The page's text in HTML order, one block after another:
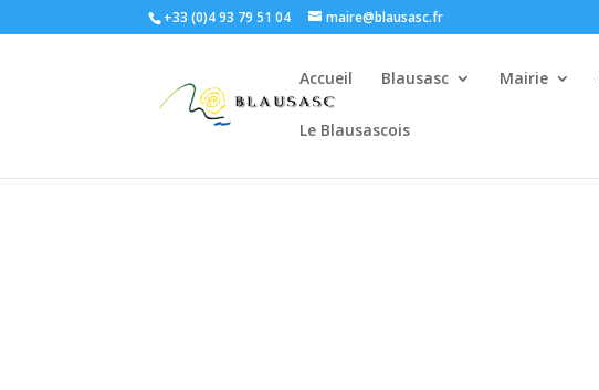
+33 (0)4 93 79 51 04 maire@blausasc.fr
Accueil Blausasc Mairie
Le Blausascois